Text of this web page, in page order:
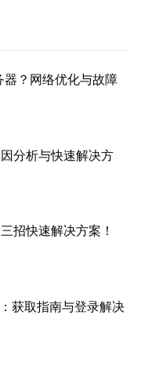
？网络优化与故障
分析与快速解决方
招快速解决方案！
获取指南与登录解决